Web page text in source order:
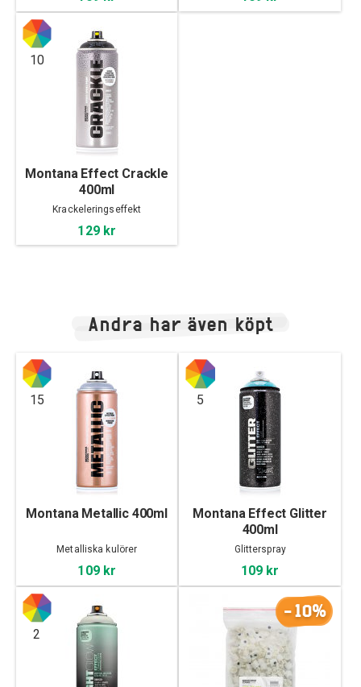
10
Montana Effect Crackle
400ml
Krackeleringseffekt
129 kr
Andra har även köpt
15
Montana Metallic 400ml
Metalliska kulörer
109 kr
5
Montana Effect Glitter
400ml
Glitterspray
109 kr
2
-10%